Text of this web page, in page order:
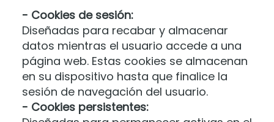
- Cookies de sesión:
Diseñadas para recabar y almacenar
datos mientras el usuario accede a una
página web. Estas cookies se almacenan
en su dispositivo hasta que finalice la
sesión de navegación del usuario.
- Cookies persistentes: